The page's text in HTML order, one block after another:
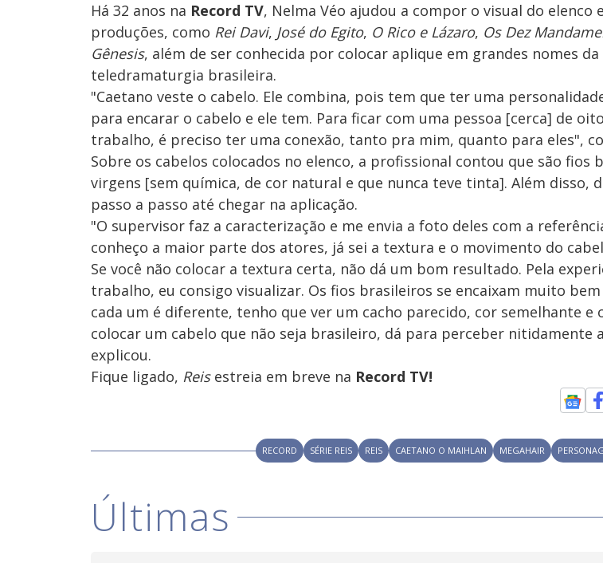
Há 32 anos na Record TV, Nelma Véo ajudou a compor o visual do elenco
produções, como Rei Davi, José do Egito, O Rico e Lázaro, Os Dez
Gênesis, além de ser conhecida por colocar aplique em grandes nomes da
teledramaturgia brasileira.
"Caetano veste o cabelo. Ele combina, pois tem que ter uma
para encarar o cabelo e ele tem. Para ficar com uma pessoa [cerca] de
trabalho, é preciso ter uma conexão, tanto pra mim, quanto para eles",
Sobre os cabelos colocados no elenco, a profissional contou que são fios
virgens [sem química, de cor natural e que nunca teve tinta]. Além disso,
passo a passo até chegar na aplicação.
"O supervisor faz a caracterização e me envia a foto deles com a
conheço a maior parte dos atores, já sei a textura e o movimento do
Se você não colocar a textura certa, não dá um bom resultado. Pela
trabalho, eu consigo visualizar. Os fios brasileiros se encaixam muito bem
cada um é diferente, tenho que ver um cacho parecido, cor semelhante e
colocar um cabelo que não seja brasileiro, dá para perceber nitidamente
explicou.
Fique ligado, Reis estreia em breve na Record TV!
RECORD SÉRIE REIS REIS CAETANO O MAIHLAN MEGAHAIR
Últimas